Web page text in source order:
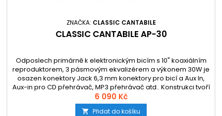
ZNAČKA: CLASSIC CANTABILE
CLASSIC CANTABILE AP-30
Odposlech primárně k elektronickým bicím s 10" koaxiálním
reproduktorem, 3 pásmovým ekvalizérem a výkonem 30W je
osazen konektory Jack 6,3 mm konektory pro bicí a Aux In,
Aux-in pro CD přehrávač, MP3 přehrávač atd.. Konstrukci tvoří
robustní plast, kovová mřížka chránící reproduktor a
praktická rukojeť. Rozměry (VxŠxH) 330 x 355 x 300 mm.
6 090 Kč
 Přidat do košíku